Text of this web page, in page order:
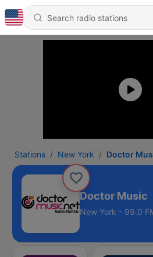
Stations New York Doctor
Doctor Music
New York - 99.0